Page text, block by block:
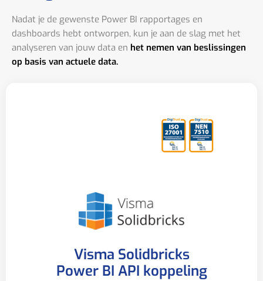
Nadat je de gewenste Power BI rapportages en
dashboards hebt ontworpen, kun je aan de slag met het
analyseren van jouw data en het nemen van beslissingen
op basis van actuele data.
Visma Solidbricks
Power BI API koppeling